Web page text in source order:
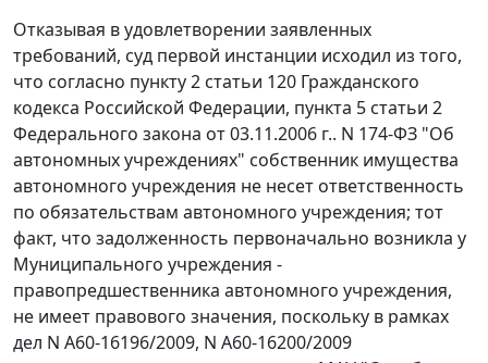
Отказывая в удовлетворении заявленных
требований, суд первой инстанции исходил из того,
что согласно пункту 2 статьи 120 Гражданского
кодекса Российской Федерации, пункта 5 статьи 2
Федерального закона от 03.11.2006 г.. N 174-ФЗ "Об
автономных учреждениях" собственник имущества
автономного учреждения не несет ответственность
по обязательствам автономного учреждения; тот
факт, что задолженность первоначально возникла у
Муниципального учреждения -
правопредшественника автономного учреждения,
не имеет правового значения, поскольку в рамках
дел N А60-16196/2009, N А60-16200/2009